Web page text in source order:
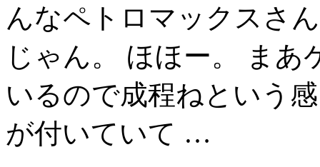
んなペトロマックスさ
じゃん。 ほほー。 まあ
いるので成程ねという
が付いていて …